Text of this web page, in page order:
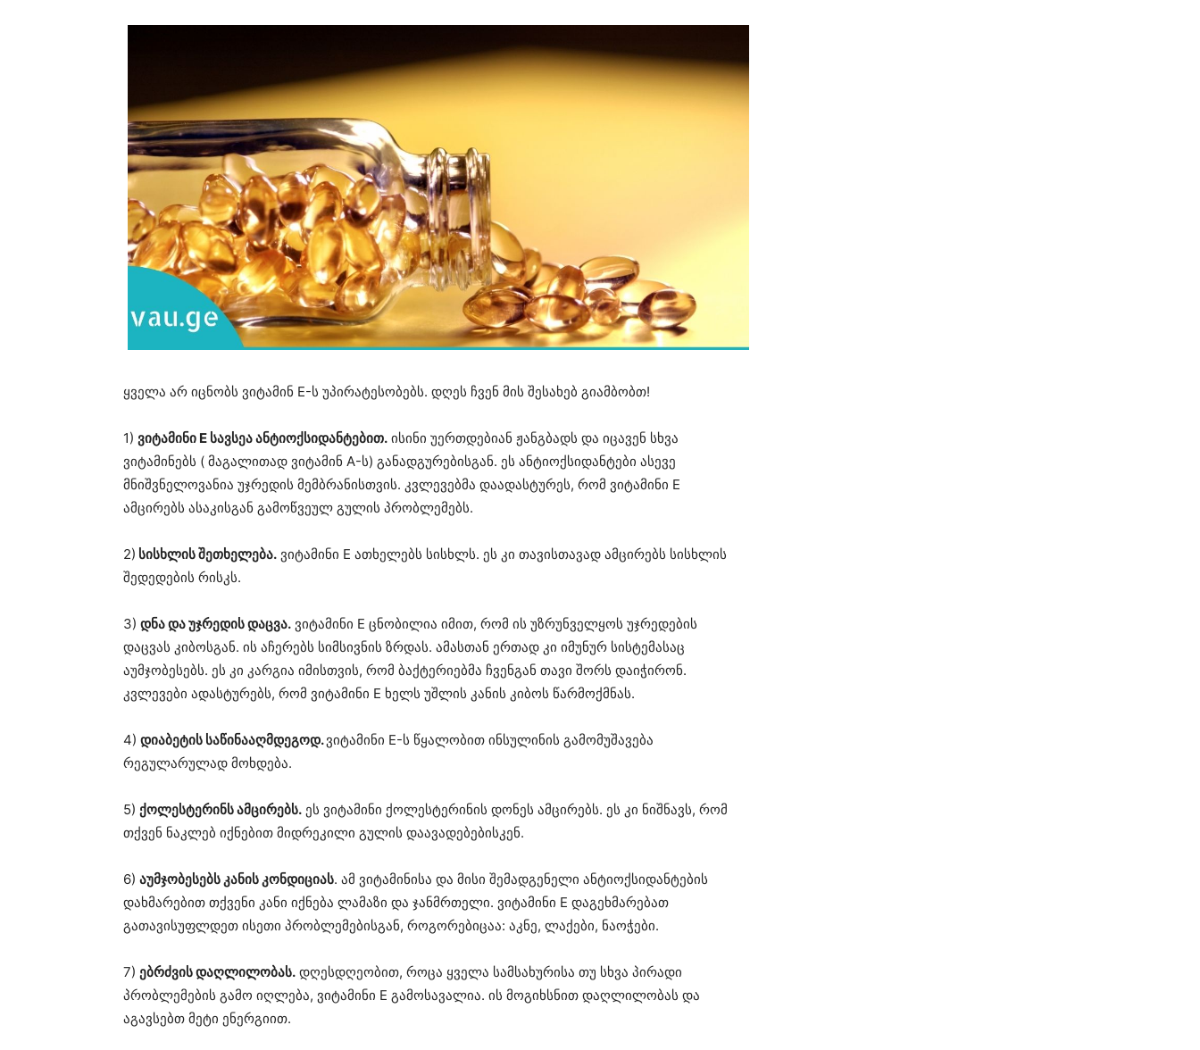
ყველა არ იცნობს ვიტამინ E-ს უპირატესობებს. დღეს ჩვენ მის შესახებ გიამბობთ!
1) ვიტამინი E სავსეა ანტიოქსიდანტებით. ისინი უერთდებიან ჟანგბადს და იცავენ სხვა
ვიტამინებს ( მაგალითად ვიტამინ A-ს) განადგურებისგან. ეს ანტიოქსიდანტები ასევე
მნიშვნელოვანია უჯრედის მემბრანისთვის. კვლევებმა დაადასტურეს, რომ ვიტამინი E
ამცირებს ასაკისგან გამოწვეულ გულის პრობლემებს.
2) სისხლის შეთხელება. ვიტამინი E ათხელებს სისხლს. ეს კი თავისთავად ამცირებს სისხლის
შედედების რისკს.
3) დნა და უჯრედის დაცვა. ვიტამინი E ცნობილია იმით, რომ ის უზრუნველყოს უჯრედების
დაცვას კიბოსგან. ის აჩერებს სიმსივნის ზრდას. ამასთან ერთად კი იმუნურ სისტემასაც
აუმჯობესებს. ეს კი კარგია იმისთვის, რომ ბაქტერიებმა ჩვენგან თავი შორს დაიჭირონ.
კვლევები ადასტურებს, რომ ვიტამინი E ხელს უშლის კანის კიბოს წარმოქმნას.
4) დიაბეტის საწინააღმდეგოდ.ვიტამინი E-ს წყალობით ინსულინის გამომუშავება
რეგულარულად მოხდება.
5) ქოლესტერინს ამცირებს. ეს ვიტამინი ქოლესტერინის დონეს ამცირებს. ეს კი ნიშნავს, რომ
თქვენ ნაკლებ იქნებით მიდრეკილი გულის დაავადებებისკენ.
6) აუმჯობესებს კანის კონდიციას. ამ ვიტამინისა და მისი შემადგენელი ანტიოქსიდანტების
დახმარებით თქვენი კანი იქნება ლამაზი და ჯანმრთელი. ვიტამინი E დაგეხმარებათ
გათავისუფლდეთ ისეთი პრობლემებისგან, როგორებიცაა: აკნე, ლაქები, ნაოჭები.
7) ებრძვის დაღლილობას. დღესდღეობით, როცა ყველა სამსახურისა თუ სხვა პირადი
პრობლემების გამო იღლება, ვიტამინი E გამოსავალია. ის მოგიხსნით დაღლილობას და
აგავსებთ მეტი ენერგიით.